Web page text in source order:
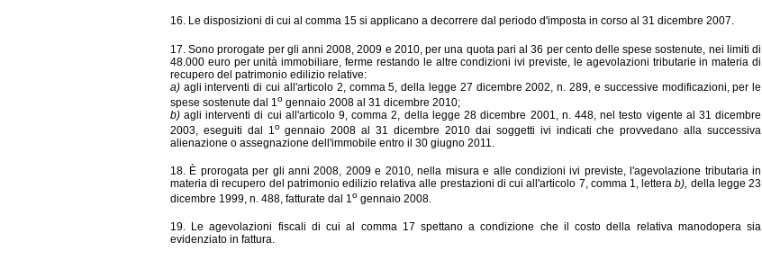
16. Le disposizioni di cui al comma 15 si applicano a decorrere dal periodo d'imposta in corso al 31 dicembre 2007.
17. Sono prorogate per gli anni 2008, 2009 e 2010, per una quota pari al 36 per cento delle spese sostenute, nei limiti di
48.000 euro per unità immobiliare, ferme restando le altre condizioni ivi previste, le agevolazioni tributarie in materia di
recupero del patrimonio edilizio relative:
a)agli interventi di cui all'articolo 2, comma 5, della legge 27 dicembre 2002, n. 289, e successive modificazioni, per le
spese sostenute dal 1 ogennaio 2008 al 31 dicembre 2010;
b)agli interventi di cui all'articolo 9, comma 2, della legge 28 dicembre 2001, n. 448, nel testo vigente al 31 dicembre
2003, eseguiti dal 1 ogennaio 2008 al 31 dicembre 2010 dai soggetti ivi indicati che provvedano alla successiva
alienazione o assegnazione dell'immobile entro il 30 giugno 2011.
18. È prorogata per gli anni 2008, 2009 e 2010, nella misura e alle condizioni ivi previste, l'agevolazione tributaria in
materia di recupero del patrimonio edilizio relativa alle prestazioni di cui all'articolo 7, comma 1, letterab), della legge 23
dicembre 1999, n. 488, fatturate dal 1ogennaio 2008.
19. Le agevolazioni fiscali di cui al comma 17 spettano a condizione che il costo della relativa manodopera sia
evidenziato in fattura.